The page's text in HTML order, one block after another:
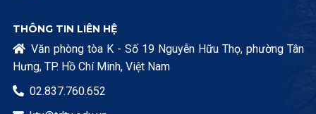
THÔNG TIN LIÊN HỆ
 Văn phòng tòa K - Số 19 Nguyễn Hữu Thọ, phường Tân
Hưng, TP. Hồ Chí Minh, Việt Nam
 02.837.760.652